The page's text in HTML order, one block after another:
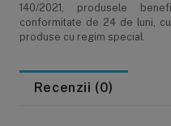
140/2021, produsele
conformitate de 24 de luni,
produse cu regim special.
Recenzii (0)